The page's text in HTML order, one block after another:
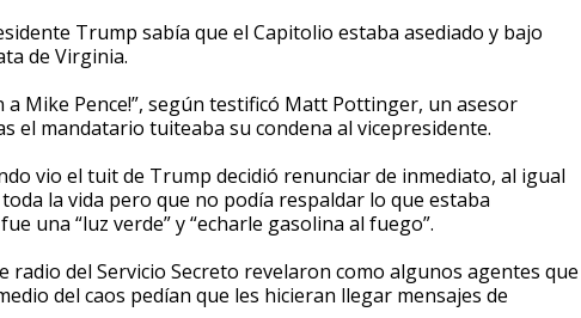
Trump sabía que el Capitolio estaba asediado y bajo
de Virginia.
a Mike Pence!”, según testificó Matt Pottinger, un asesor
el mandatario tuiteaba su condena al vicepresidente.
vio el tuit de Trump decidió renunciar de inmediato, al igual
la vida pero que no podía respaldar lo que estaba
una “luz verde” y “echarle gasolina al fuego”.
del Servicio Secreto revelaron como algunos agentes que
del caos pedían que les hicieran llegar mensajes de